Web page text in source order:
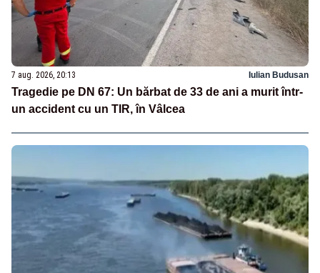
7 aug. 2026, 20:13 Iulian Budusan
Tragedie pe DN 67: Un bărbat de 33 de ani a murit într-
un accident cu un TIR, în Vâlcea